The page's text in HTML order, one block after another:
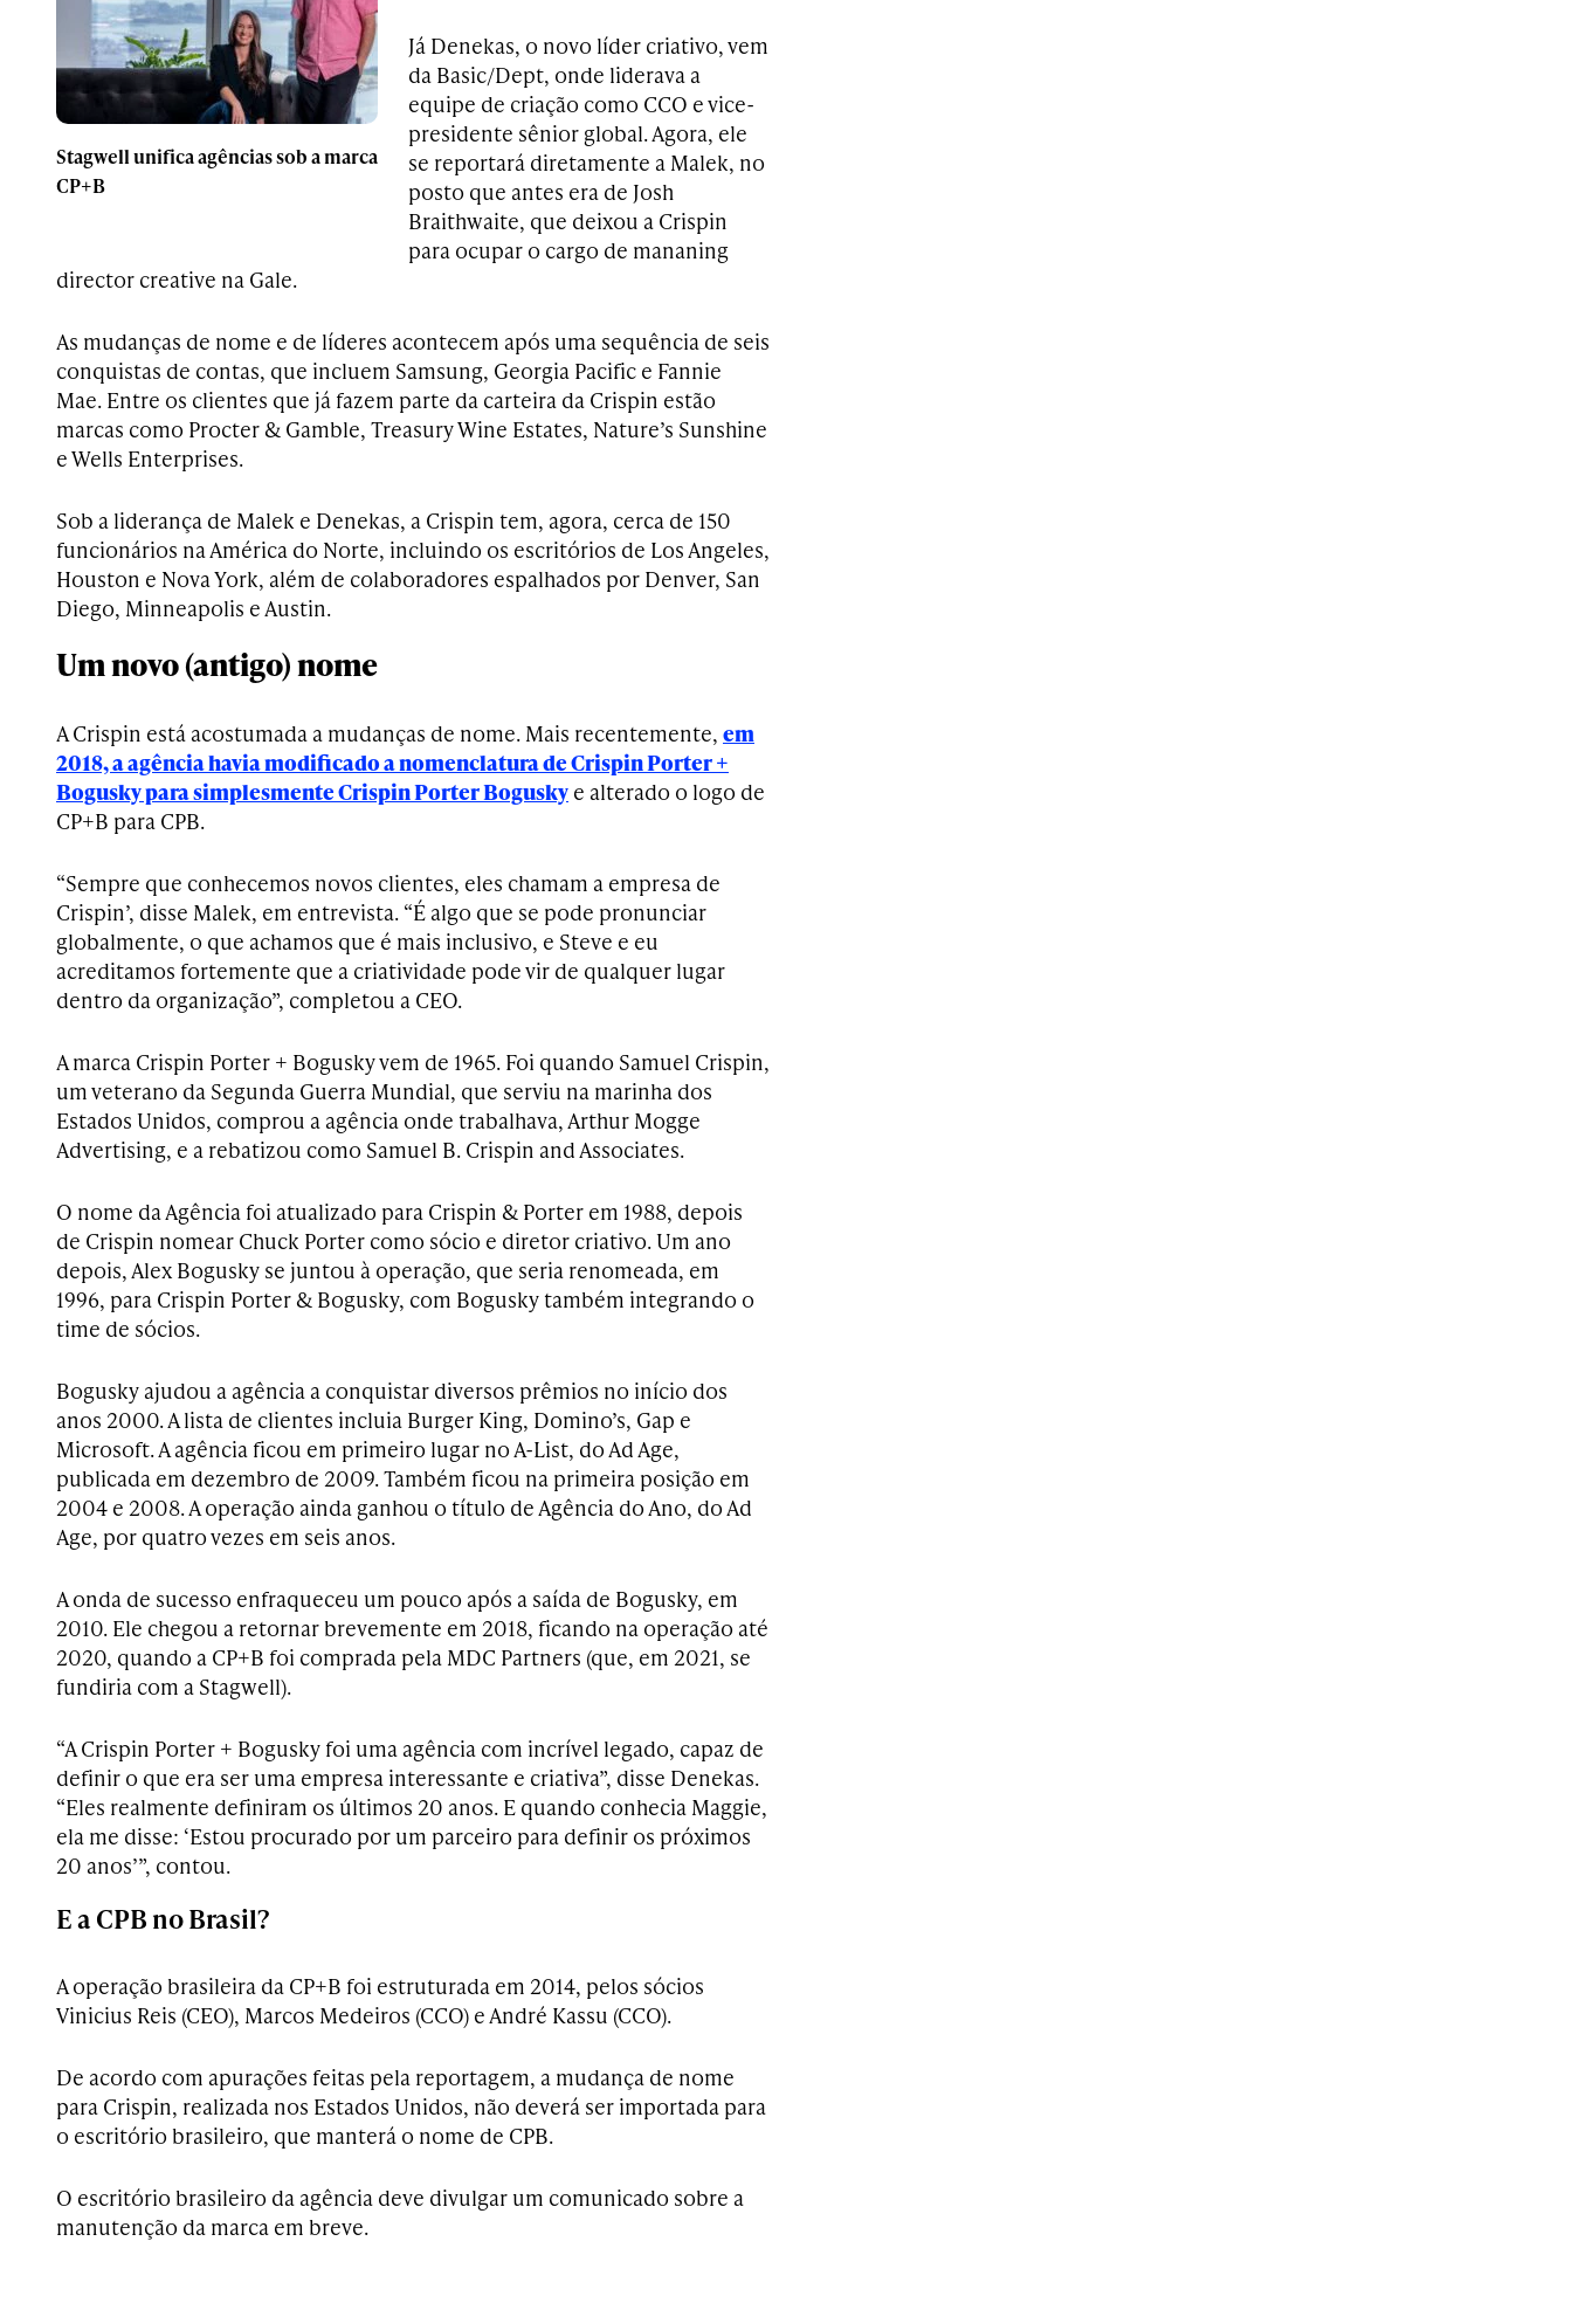
Stagwell unifica agências sob a marca
CP+B
Já Denekas, o novo líder criativo, vem
da Basic/Dept, onde liderava a
equipe de criação como CCO e vice-
presidente sênior global. Agora, ele
se reportará diretamente a Malek, no
posto que antes era de Josh
Braithwaite, que deixou a Crispin
para ocupar o cargo de mananing
director creative na Gale.
As mudanças de nome e de líderes acontecem após uma sequência de seis
conquistas de contas, que incluem Samsung, Georgia Pacific e Fannie
Mae. Entre os clientes que já fazem parte da carteira da Crispin estão
marcas como Procter & Gamble, Treasury Wine Estates, Nature’s Sunshine
e Wells Enterprises.
Sob a liderança de Malek e Denekas, a Crispin tem, agora, cerca de 150
funcionários na América do Norte, incluindo os escritórios de Los Angeles,
Houston e Nova York, além de colaboradores espalhados por Denver, San
Diego, Minneapolis e Austin.
Um novo (antigo) nome
A Crispin está acostumada a mudanças de nome. Mais recentemente, em
2018, a agência havia modificado a nomenclatura de Crispin Porter +
Bogusky para simplesmente Crispin Porter Bogusky e alterado o logo de
CP+B para CPB.
“Sempre que conhecemos novos clientes, eles chamam a empresa de
Crispin’, disse Malek, em entrevista. “É algo que se pode pronunciar
globalmente, o que achamos que é mais inclusivo, e Steve e eu
acreditamos fortemente que a criatividade pode vir de qualquer lugar
dentro da organização”, completou a CEO.
A marca Crispin Porter + Bogusky vem de 1965. Foi quando Samuel Crispin,
um veterano da Segunda Guerra Mundial, que serviu na marinha dos
Estados Unidos, comprou a agência onde trabalhava, Arthur Mogge
Advertising, e a rebatizou como Samuel B. Crispin and Associates.
O nome da Agência foi atualizado para Crispin & Porter em 1988, depois
de Crispin nomear Chuck Porter como sócio e diretor criativo. Um ano
depois, Alex Bogusky se juntou à operação, que seria renomeada, em
1996, para Crispin Porter & Bogusky, com Bogusky também integrando o
time de sócios.
Bogusky ajudou a agência a conquistar diversos prêmios no início dos
anos 2000. A lista de clientes incluia Burger King, Domino’s, Gap e
Microsoft. A agência ficou em primeiro lugar no A-List, do Ad Age,
publicada em dezembro de 2009. Também ficou na primeira posição em
2004 e 2008. A operação ainda ganhou o título de Agência do Ano, do Ad
Age, por quatro vezes em seis anos.
A onda de sucesso enfraqueceu um pouco após a saída de Bogusky, em
2010. Ele chegou a retornar brevemente em 2018, ficando na operação até
2020, quando a CP+B foi comprada pela MDC Partners (que, em 2021, se
fundiria com a Stagwell).
“A Crispin Porter + Bogusky foi uma agência com incrível legado, capaz de
definir o que era ser uma empresa interessante e criativa”, disse Denekas.
“Eles realmente definiram os últimos 20 anos. E quando conhecia Maggie,
ela me disse: ‘Estou procurado por um parceiro para definir os próximos
20 anos’”, contou.
E a CPB no Brasil?
A operação brasileira da CP+B foi estruturada em 2014, pelos sócios
Vinicius Reis (CEO), Marcos Medeiros (CCO) e André Kassu (CCO).
De acordo com apurações feitas pela reportagem, a mudança de nome
para Crispin, realizada nos Estados Unidos, não deverá ser importada para
o escritório brasileiro, que manterá o nome de CPB.
O escritório brasileiro da agência deve divulgar um comunicado sobre a
manutenção da marca em breve.